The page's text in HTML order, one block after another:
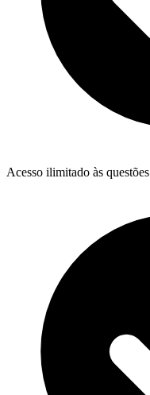
Acesso ilimitado às questões